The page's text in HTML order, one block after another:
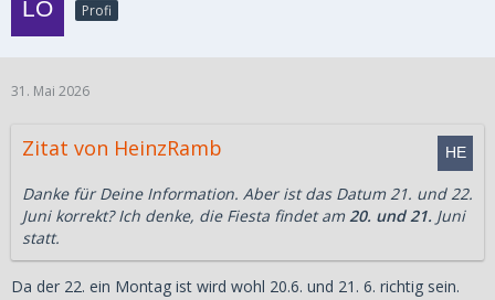
Profi
31. Mai 2026
Zitat von HeinzRamb
Danke für Deine Information. Aber ist das Datum 21. und 22.
Juni korrekt? Ich denke, die Fiesta findet am20. und 21. Juni
statt.
Da der 22. ein Montag ist wird wohl 20.6. und 21. 6. richtig sein.